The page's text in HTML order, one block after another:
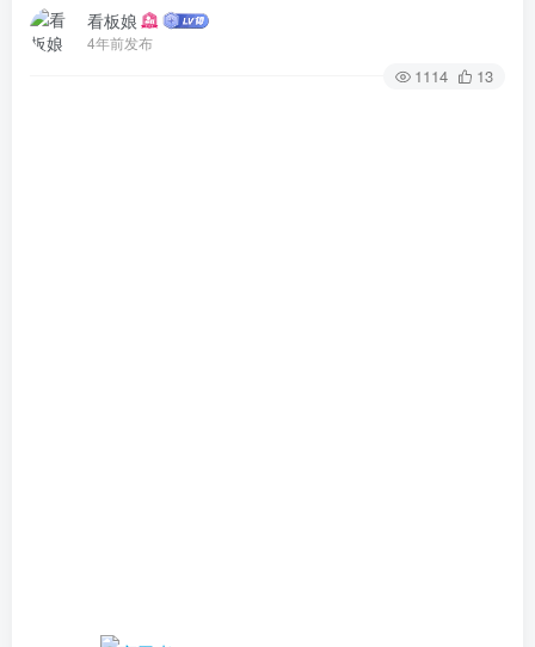
看板娘
4年前发布
1114 13